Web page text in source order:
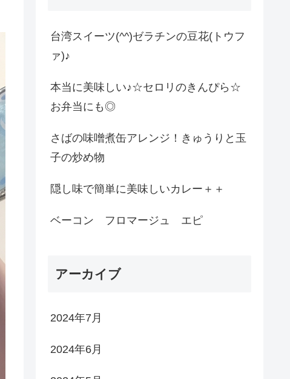
台湾スイーツ(^^)ゼラチンの豆花(トウフ
ァ)♪
本当に美味しい♪☆セロリのきんぴら☆
お弁当にも◎
さばの味噌煮缶アレンジ！きゅうりと玉
子の炒め物
隠し味で簡単に美味しいカレー＋＋
ベーコン フロマージュ エピ
アーカイブ
2024年7月
2024年6月